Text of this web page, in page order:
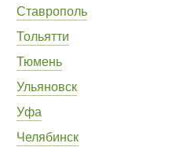
Ставрополь
Тольятти
Тюмень
Ульяновск
Уфа
Челябинск